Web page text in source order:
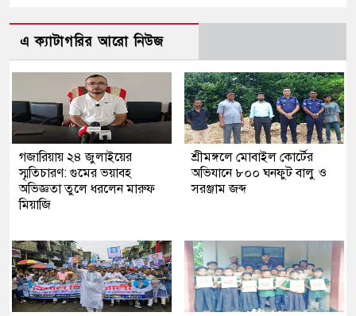
এ ক্যাটাগরির আরো নিউজ
গজারিয়ায় ২৪ জুলাইয়ের
স্মৃতিচারণ: গুমের ভয়াবহ
অভিজ্ঞতা তুলে ধরলেন মারুফ
মিয়াজি
শ্রীমঙ্গলে মোবাইল কোর্টের
অভিযানে ৮০০ ঘনফুট বালু ও
সরঞ্জাম জব্দ